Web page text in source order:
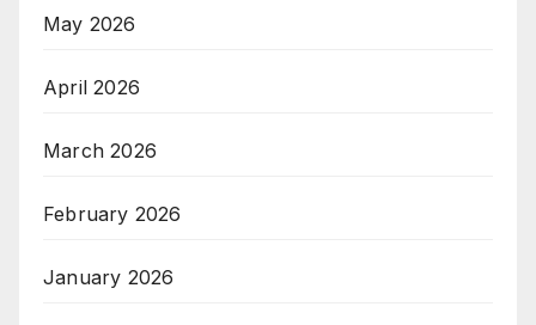
May 2026
April 2026
March 2026
February 2026
January 2026